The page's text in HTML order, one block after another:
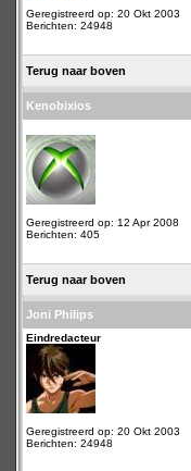
Geregistreerd op: 20 Okt 2003
Berichten: 24948
Terug naar boven
Kenobixios
Geregistreerd op: 12 Apr 2008
Berichten: 405
Terug naar boven
Joni Philips
Eindredacteur
Geregistreerd op: 20 Okt 2003
Berichten: 24948